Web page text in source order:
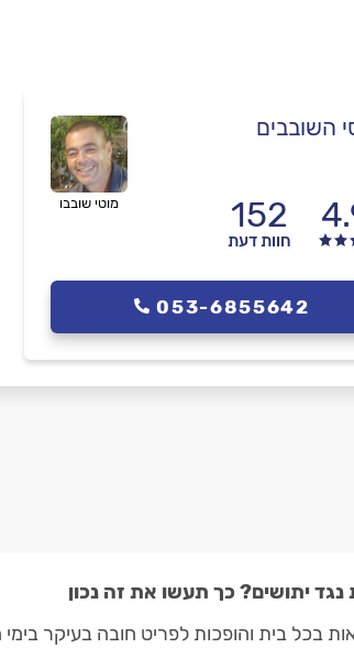
השובבים
152
חוות דעת
מוטי שובבו
053-6855642
יתושים? כך תעשו את זה נכון
בכל בית והופכות לפריט חובה בעיקר